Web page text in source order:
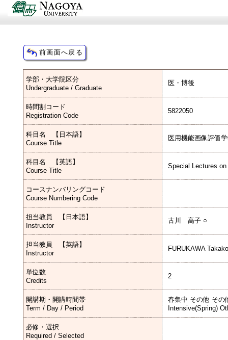
学部・大学院区分
Undergraduate / Graduate
医・博後
時間割コード
Registration Code
5822050
科目名 【日本語】
Course Title
医用機能画像評価
科目名 【英語】
Course Title
Special Lectures
コースナンバリングコード
Course Numbering Code
担当教員 【日本語】
Instructor
古川 高子 ○
担当教員 【英語】
Instructor
FURUKAWA
単位数
Credits
2
開講期・開講時間帯
Term / Day / Period
春集中 その他 その
Intensive(Spring)
必修・選択
Required / Selected